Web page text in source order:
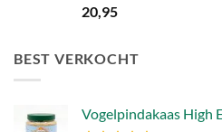
Gewaardeerd
5.00
20,95
BEST VERKOCHT
Vogelpindakaas High